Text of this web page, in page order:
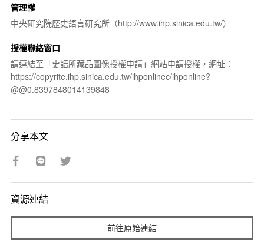
管理權
中央研究院歷史語言研究所（http://www.ihp.sinica.edu.tw/）
授權聯絡窗口
請連結至「史語所藏品圖像授權申請」網站申請授權，網址：
https://copyrite.ihp.sinica.edu.tw/ihponlinec/ihponline?
@@0.8397848014139848
分享本文
資源連結
前往原始連結